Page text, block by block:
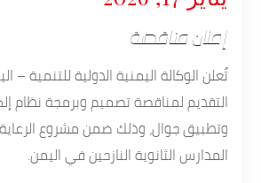
إعلان مناقصة
تُعلن الوكالة اليمنية الدولية للتنمية –
التقديم لمناقصة تصميم وبرمجة نظام
وتطبيق جوال، وذلك ضمن مشروع الرعاية
المدارس الثانوية النازحين في اليمن.